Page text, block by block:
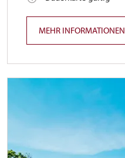
MEHR INFORMATIONEN